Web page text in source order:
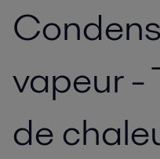
vapeur -
de